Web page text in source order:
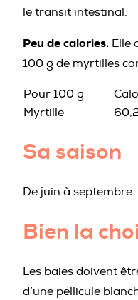
le transit intestinal.
Peu de calories. Elle
100 g de myrtilles
Pour 100 g
Myrtille
Sa saison
De juin à septembre.
Bien la
Les baies doivent
d’une pellicule